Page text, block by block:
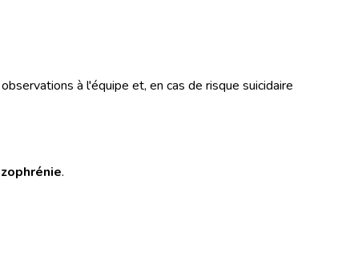
à l'équipe et, en cas de risque suicidaire
.